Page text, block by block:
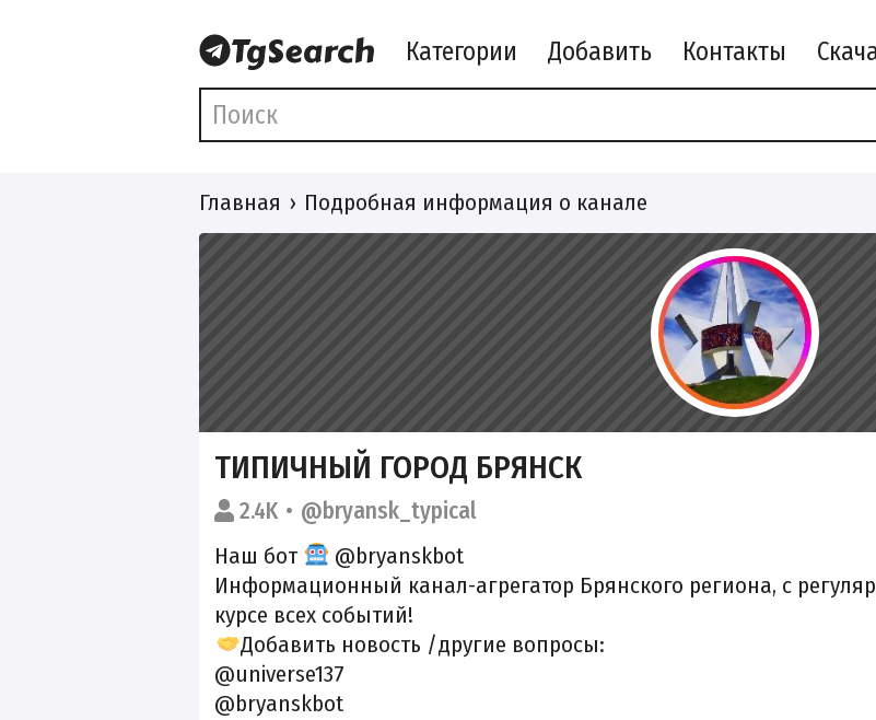
Категории Добавить Контакты
Главная Подробная информация о канале
ТИПИЧНЫЙ ГОРОД БРЯНСК
2.4K
@bryansk_typical
Наш бот
@bryanskbot
Информационный канал-агрегатор Брянского региона, с
курсе всех событий!
Добавить новость /другие вопросы:
@universe137
@bryanskbot